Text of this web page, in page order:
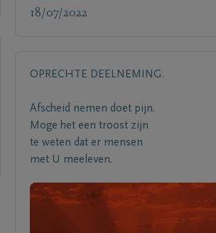
18/07/2022
OPRECHTE DEELNEMING.
Afscheid nemen doet pijn.
Moge het een troost zijn
te weten dat er mensen
met U meeleven.